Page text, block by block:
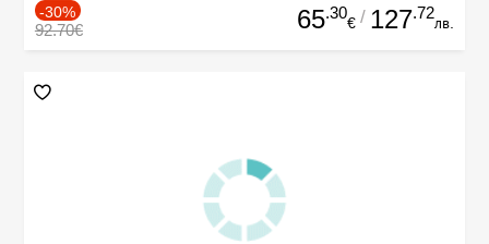
-30%
92.70€ 65.30
€ / 127.72
лв.